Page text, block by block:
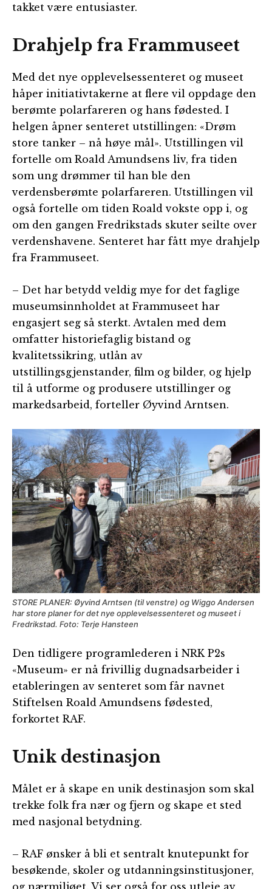
takket være entusiaster.
Drahjelp fra Frammuseet
Med det nye opplevelsessenteret og museet
håper initiativtakerne at flere vil oppdage den
berømte polarfareren og hans fødested. I
helgen åpner senteret utstillingen: «Drøm
store tanker – nå høye mål». Utstillingen vil
fortelle om Roald Amundsens liv, fra tiden
som ung drømmer til han ble den
verdensberømte polarfareren. Utstillingen vil
også fortelle om tiden Roald vokste opp i, og
om den gangen Fredrikstads skuter seilte over
verdenshavene. Senteret har fått mye drahjelp
fra Frammuseet.
– Det har betydd veldig mye for det faglige
museumsinnholdet at Frammuseet har
engasjert seg så sterkt. Avtalen med dem
omfatter historiefaglig bistand og
kvalitetssikring, utlån av
utstillingsgjenstander, film og bilder, og hjelp
til å utforme og produsere utstillinger og
markedsarbeid, forteller Øyvind Arntsen.
STORE PLANER: Øyvind Arntsen (til venstre) og Wiggo Andersen
har store planer for det nye opplevelsessenteret og museet i
Fredrikstad. Foto: Terje Hansteen
Den tidligere programlederen i NRK P2s
«Museum» er nå frivillig dugnadsarbeider i
etableringen av senteret som får navnet
Stiftelsen Roald Amundsens fødested,
forkortet RAF.
Unik destinasjon
Målet er å skape en unik destinasjon som skal
trekke folk fra nær og fjern og skape et sted
med nasjonal betydning.
– RAF ønsker å bli et sentralt knutepunkt for
besøkende, skoler og utdanningsinstitusjoner,